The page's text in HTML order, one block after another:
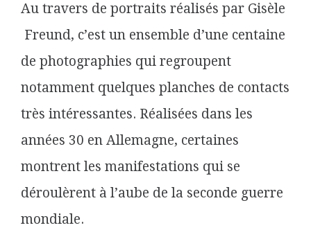
Au travers de portraits réalisés par Gisèle
Freund, c’est un ensemble d’une centaine
de photographies qui regroupent
notamment quelques planches de contacts
très intéressantes. Réalisées dans les
années 30 en Allemagne, certaines
montrent les manifestations qui se
déroulèrent à l’aube de la seconde guerre
mondiale.